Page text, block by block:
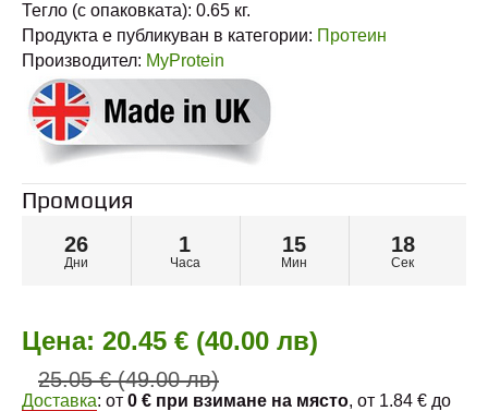
Тегло (с опаковката): 0.65 кг.
Продукта е публикуван в категории: Протеин
Производител: MyProtein
Промоция
26
Дни
1
Часа
15
Мин
17
Сек
Цена: 20.45 € (40.00 лв)
25.05 € (49.00 лв)
Доставка: от 0 € при взимане на място, от 1.84 € до